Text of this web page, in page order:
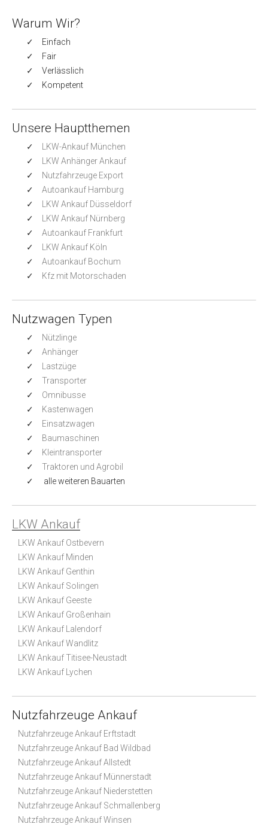
Warum Wir?
Einfach
Fair
Verlässlich
Kompetent
Unsere Hauptthemen
LKW-Ankauf München
LKW Anhänger Ankauf
Nutzfahrzeuge Export
Autoankauf Hamburg
LKW Ankauf Düsseldorf
LKW Ankauf Nürnberg
Autoankauf Frankfurt
LKW Ankauf Köln
Autoankauf Bochum
Kfz mit Motorschaden
Nutzwagen Typen
Nützlinge
Anhänger
Lastzüge
Transporter
Omnibusse
Kastenwagen
Einsatzwagen
Baumaschinen
Kleintransporter
Traktoren und Agrobil
alle weiteren Bauarten
LKW Ankauf
LKW Ankauf Ostbevern
LKW Ankauf Minden
LKW Ankauf Genthin
LKW Ankauf Solingen
LKW Ankauf Geeste
LKW Ankauf Großenhain
LKW Ankauf Lalendorf
LKW Ankauf Wandlitz
LKW Ankauf Titisee-Neustadt
LKW Ankauf Lychen
Nutzfahrzeuge Ankauf
Nutzfahrzeuge Ankauf Erftstadt
Nutzfahrzeuge Ankauf Bad Wildbad
Nutzfahrzeuge Ankauf Allstedt
Nutzfahrzeuge Ankauf Münnerstadt
Nutzfahrzeuge Ankauf Niederstetten
Nutzfahrzeuge Ankauf Schmallenberg
Nutzfahrzeuge Ankauf Winsen